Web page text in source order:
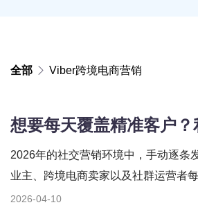
全部 Viber跨境电商营销
2026年的社交营销环境中，手动逐条
业主、跨境电商卖家以及社群运营者每
2026-04-10